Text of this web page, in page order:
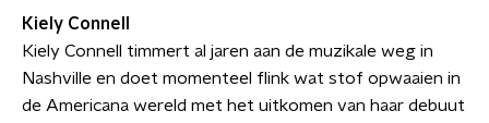
Kiely Connell
Kiely Connell timmert al jaren aan de muzikale weg in
Nashville en doet momenteel flink wat stof opwaaien in
de Americana wereld met het uitkomen van haar debuut